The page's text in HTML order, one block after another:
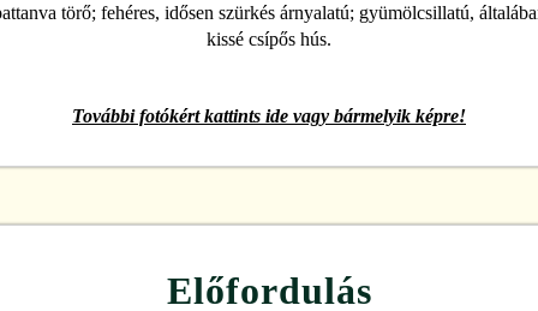
törő; fehéres, idősen szürkés árnyalatú; gyümölcsillatú,
kissé csípős hús.
További fotókért kattints ide vagy bármelyik képre!
Előfordulás